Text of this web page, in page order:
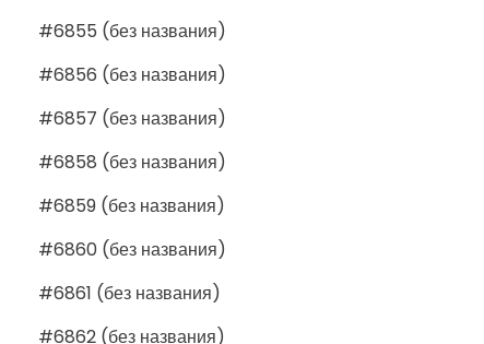
#6855 (без названия)
#6856 (без названия)
#6857 (без названия)
#6858 (без названия)
#6859 (без названия)
#6860 (без названия)
#6861 (без названия)
#6862 (без названия)